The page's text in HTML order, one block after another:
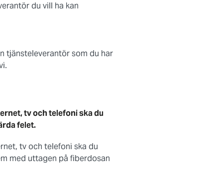
du vill ha kan
tjänsteleverantör som du har
tv och telefoni ska du
felet.
tv och telefoni ska du
med uttagen på fiberdosan